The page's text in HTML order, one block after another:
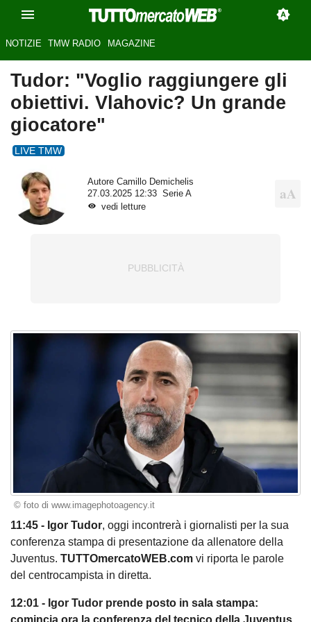
NOTIZIE TMW RADIO MAGAZINE
Tudor: "Voglio raggiungere gli
obiettivi. Vlahovic? Un grande
giocatore"
LIVE TMW
Autore Camillo Demichelis
27.03.2025 12:33
Serie A
vedi letture
© foto di www.imagephotoagency.it
11:45 - Igor Tudor, oggi incontrerà i giornalisti per la sua
conferenza stampa di presentazione da allenatore della
Juventus. TUTTOmercatoWEB.com vi riporta le parole
del centrocampista in diretta.
12:01 - Igor Tudor prende posto in sala stampa:
comincia ora la conferenza del tecnico della Juventus.